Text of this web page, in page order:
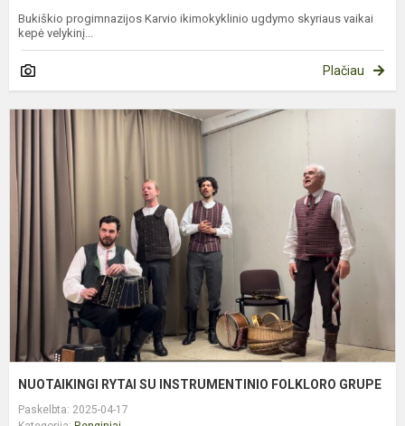
Bukiškio progimnazijos Karvio ikimokyklinio ugdymo skyriaus vaikai
kepė velykinį...
Plačiau
NUOTAIKINGI RYTAI SU INSTRUMENTINIO FOLKLORO GRUPE
Paskelbta: 2025-04-17